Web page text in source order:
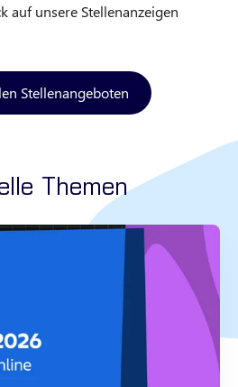
auf unsere Stellenanzeigen
Stellenangeboten
Themen